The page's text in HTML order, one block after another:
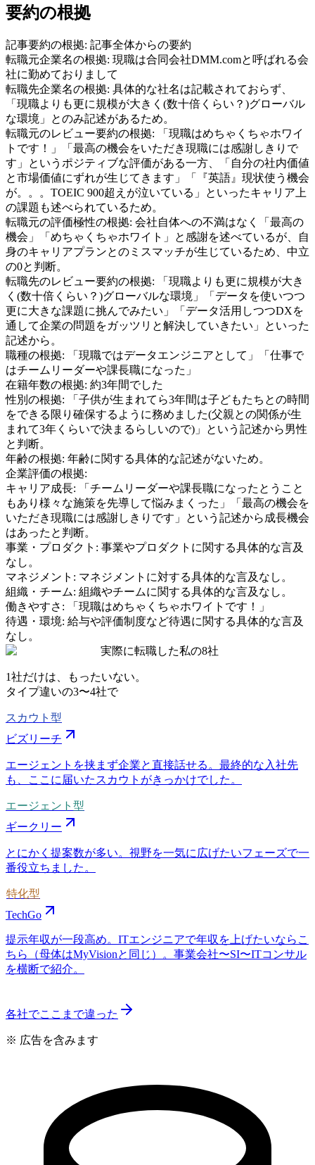
要約の根拠
記事要約の根拠: 記事全体からの要約
転職元企業名の根拠: 現職は合同会社DMM.comと呼ばれる会
社に勤めておりまして
転職先企業名の根拠: 具体的な社名は記載されておらず、
「現職よりも更に規模が大きく(数十倍くらい？)グローバル
な環境」とのみ記述があるため。
転職元のレビュー要約の根拠:
「現職はめちゃくちゃホワイ
トです！」「最高の機会をいただき現職には感謝しきりで
す」というポジティブな評価がある一方、「自分の社内価値
と市場価値にずれが生じてきます」「『英語』現状使う機会
が。。。TOEIC 900超えが泣いている」といったキャリア上
の課題も述べられているため。
転職元の評価極性の根拠: 会社自体への不満はなく「最高の
機会」「めちゃくちゃホワイト」と感謝を述べているが、自
身のキャリアプランとのミスマッチが生じているため、中立
の0と判断。
転職先のレビュー要約の根拠:
「現職よりも更に規模が大き
く(数十倍くらい？)グローバルな環境」「データを使いつつ
更に大きな課題に挑んでみたい」「データ活用しつつDXを
通して企業の問題をガッツリと解決していきたい」といった
記述から。
職種の根拠:
「現職ではデータエンジニアとして」「仕事で
はチームリーダーや課長職になった」
在籍年数の根拠: 約3年間でした
性別の根拠:
「子供が生まれてら3年間は子どもたちとの時間
をできる限り確保するように務めました(父親との関係が生
まれて3年くらいで決まるらしいので)」という記述から男性
と判断。
年齢の根拠: 年齢に関する具体的な記述がないため。
企業評価の根拠:
キャリア成長:
「チームリーダーや課長職になったとうこと
もあり様々な施策を先導して悩みまくった」「最高の機会を
いただき現職には感謝しきりです」という記述から成長機会
はあったと判断。
事業・プロダクト : 事業やプロダクトに関する具体的な言及
なし。
マネジメント : マネジメントに対する具体的な言及なし。
組織・チーム: 組織やチームに関する具体的な言及なし。
働きやすさ :
「現職はめちゃくちゃホワイトです！」
待遇・環境: 給与や評価制度など待遇に関する具体的な言及
なし。
実際に転職した私の8社
1社だけは、もったいない。
タイプ違いの3〜4社で
スカウト型
ビズリーチ
エージェントを挟まず企業と直接話せる。最終的な入社先
も、ここに届いたスカウトがきっかけでした。
エージェント型
ギークリー
とにかく提案数が多い。視野を一気に広げたいフェーズで一
番役立ちました。
特化型
TechGo
提示年収が一段高め。ITエンジニアで年収を上げたいならこ
ちら（母体はMyVisionと同じ）。事業会社〜SI〜ITコンサル
を横断で紹介。
各社でここまで違った
※ 広告を含みます